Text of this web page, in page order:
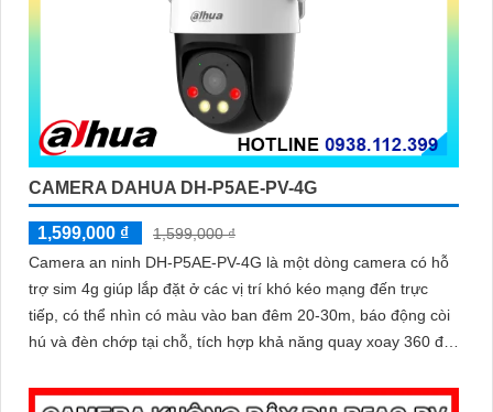
CAMERA DAHUA DH-P5AE-PV-4G
1,599,000 ₫
1,599,000 ₫
Camera an ninh DH-P5AE-PV-4G là một dòng camera có hỗ
trợ sim 4g giúp lắp đặt ở các vị trí khó kéo mạng đến trực
tiếp, có thể nhìn có màu vào ban đêm 20-30m, báo động còi
hú và đèn chớp tại chỗ, tích hợp khả năng quay xoay 360 độ